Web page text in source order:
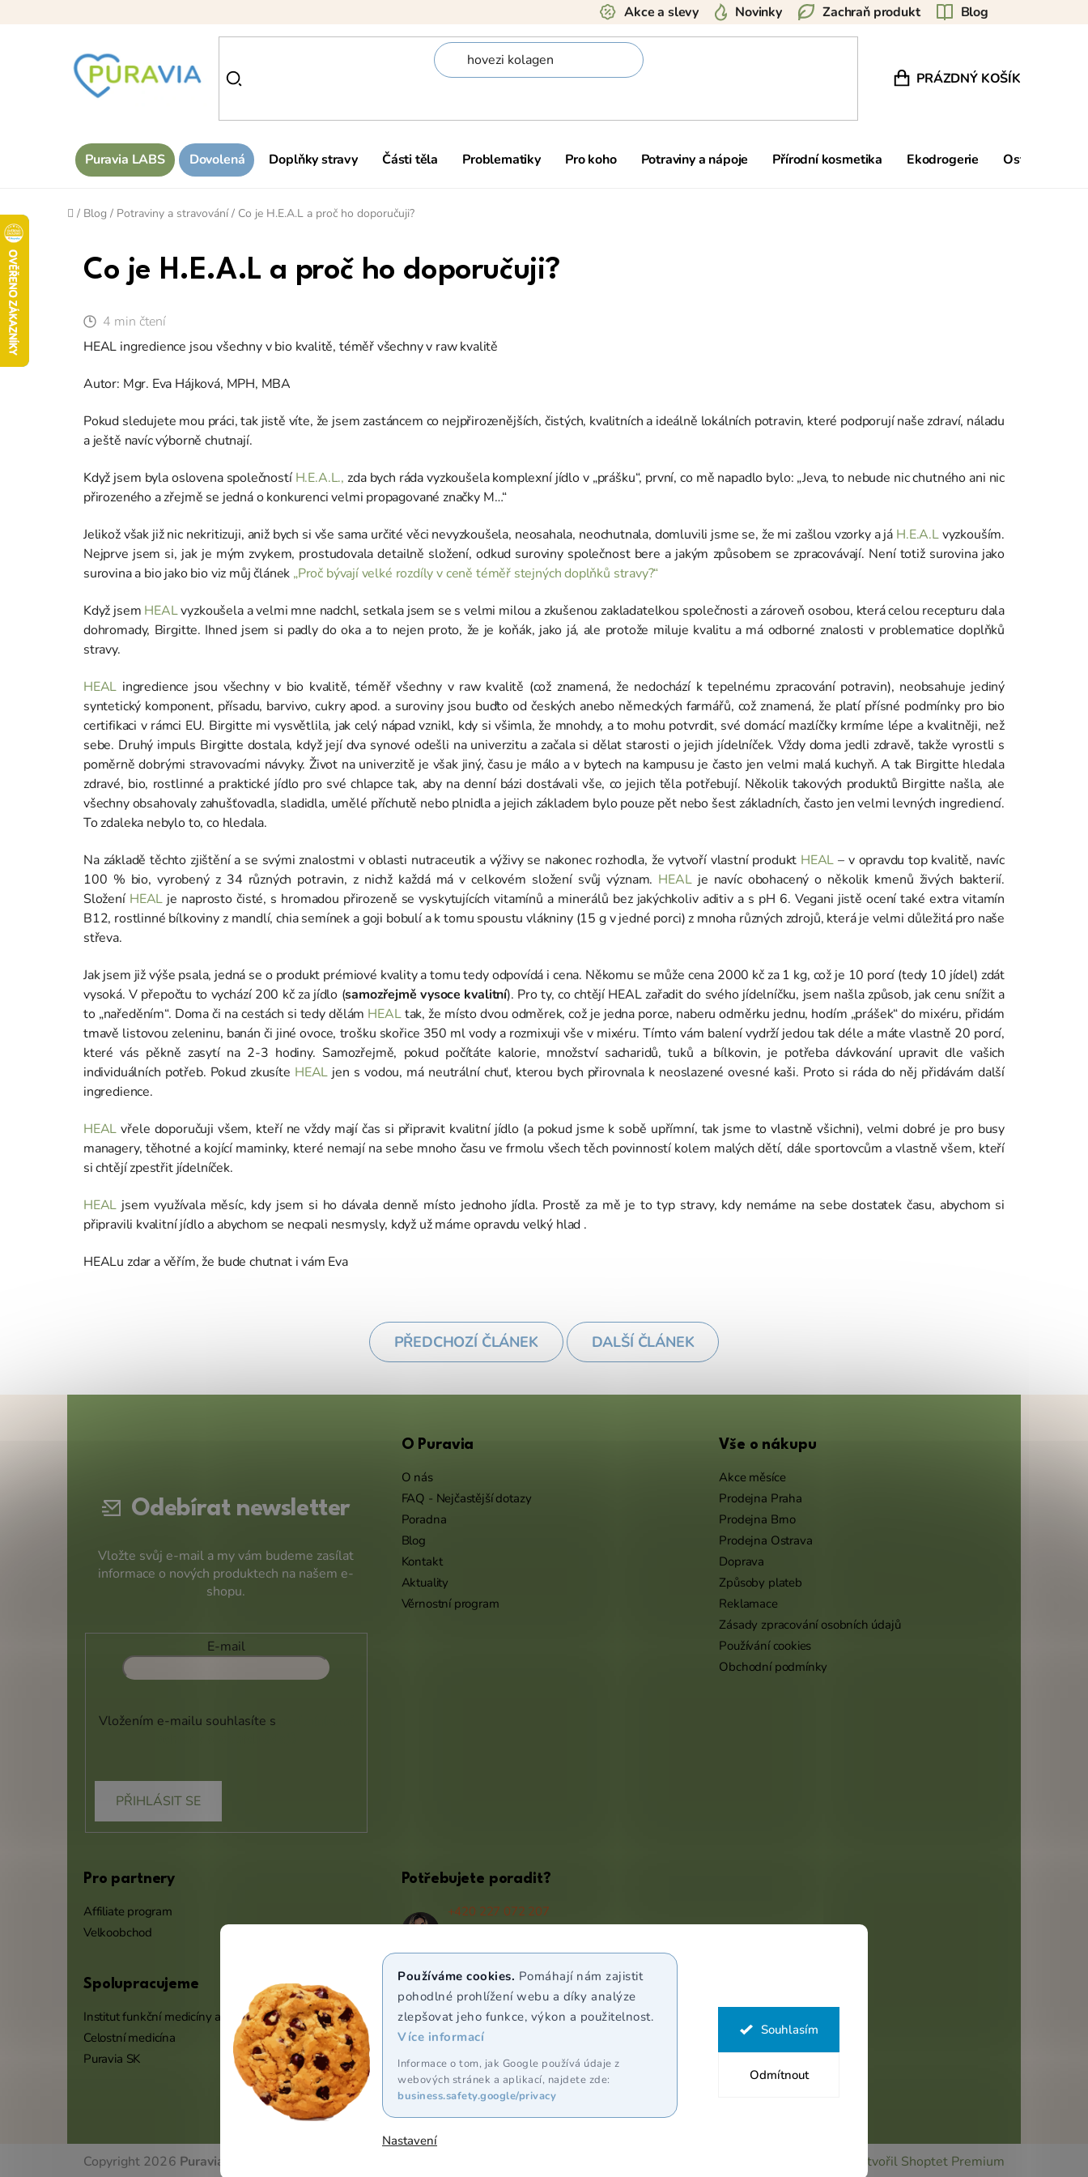
Používáme cookies. Pomáhají nám zajistit
pohodlné prohlížení webu a díky analýze
zlepšovat jeho funkce, výkon a použitelnost.
Více informací
Informace o tom, jak Google používá údaje z
webových stránek a aplikací, najdete zde:
business.safety.google/privacy
Nastavení
Odmítnout
Souhlasím
Blog
Zachraň produkt
Novinky
Akce a slevy
NÁKUPNÍ KOŠÍK
PRÁZDNÝ KOŠÍK
Puravia LABS Dovolená Doplňky stravy Části těla Problematiky Pro koho Potraviny a nápoje Přírodní kosmetika Ekodrogerie Ostatní
Domů
/ Blog / Potraviny a stravování / Co je H.E.A.L a proč ho doporučuji?
Co je H.E.A.L a proč ho doporučuji?
4 min čtení
HEAL ingredience jsou všechny v bio kvalitě, téměř všechny v raw kvalitě
Autor: Mgr. Eva Hájková, MPH, MBA
Pokud sledujete mou práci, tak jistě víte, že jsem zastáncem co nejpřirozenějších, čistých, kvalitních a ideálně lokálních potravin, které podporují naše zdraví, náladu
a ještě navíc výborně chutnají.
Když jsem byla oslovena společností H.E.A.L., zda bych ráda vyzkoušela komplexní jídlo v „prášku“, první, co mě napadlo bylo: „Jeva, to nebude nic chutného ani nic
přirozeného a zřejmě se jedná o konkurenci velmi propagované značky M…“
Jelikož však již nic nekritizuji, aniž bych si vše sama určité věci nevyzkoušela, neosahala, neochutnala, domluvili jsme se, že mi zašlou vzorky a já H.E.A.Lvyzkouším.
Nejprve jsem si, jak je mým zvykem, prostudovala detailně složení, odkud suroviny společnost bere a jakým způsobem se zpracovávají. Není totiž surovina jako
surovina a bio jako bio viz můj článek „Proč bývají velké rozdíly v ceně téměř stejných doplňků stravy?“
Když jsem HEALvyzkoušela a velmi mne nadchl, setkala jsem se s velmi milou a zkušenou zakladatelkou společnosti a zároveň osobou, která celou recepturu dala
dohromady, Birgitte. Ihned jsem si padly do oka a to nejen proto, že je koňák, jako já, ale protože miluje kvalitu a má odborné znalosti v problematice doplňků
stravy.
HEAL ingredience jsou všechny v bio kvalitě, téměř všechny v raw kvalitě (což znamená, že nedochází k tepelnému zpracování potravin), neobsahuje jediný
syntetický komponent, přísadu, barvivo, cukry apod. a suroviny jsou buďto od českých anebo německých farmářů, což znamená, že platí přísné podmínky pro bio
certifikaci v rámci EU. Birgitte mi vysvětlila, jak celý nápad vznikl, kdy si všimla, že mnohdy, a to mohu potvrdit, své domácí mazlíčky krmíme lépe a kvalitněji, než
sebe. Druhý impuls Birgitte dostala, když její dva synové odešli na univerzitu a začala si dělat starosti o jejich jídelníček. Vždy doma jedli zdravě, takže vyrostli s
poměrně dobrými stravovacími návyky. Život na univerzitě je však jiný, času je málo a v bytech na kampusu je často jen velmi malá kuchyň. A tak Birgitte hledala
zdravé, bio, rostlinné a praktické jídlo pro své chlapce tak, aby na denní bázi dostávali vše, co jejich těla potřebují. Několik takových produktů Birgitte našla, ale
všechny obsahovaly zahušťovadla, sladidla, umělé příchutě nebo plnidla a jejich základem bylo pouze pět nebo šest základních, často jen velmi levných ingrediencí.
To zdaleka nebylo to, co hledala.
Na základě těchto zjištění a se svými znalostmi v oblasti nutraceutik a výživy se nakonec rozhodla, že vytvoří vlastní produkt HEAL – v opravdu top kvalitě, navíc
100 % bio, vyrobený z 34 různých potravin, z nichž každá má v celkovém složení svůj význam. HEALje navíc obohacený o několik kmenů živých bakterií.
Složení HEAL je naprosto čisté, s hromadou přirozeně se vyskytujících vitamínů a minerálů bez jakýchkoliv aditiv a s pH 6. Vegani jistě ocení také extra vitamín
B12, rostlinné bílkoviny z mandlí, chia semínek a goji bobulí a k tomu spoustu vlákniny (15 g v jedné porci) z mnoha různých zdrojů, která je velmi důležitá pro naše
střeva.
Jak jsem již výše psala, jedná se o produkt prémiové kvality a tomu tedy odpovídá i cena. Někomu se může cena 2000 kč za 1 kg, což je 10 porcí (tedy 10 jídel) zdát
vysoká. V přepočtu to vychází 200 kč za jídlo (samozřejmě vysoce kvalitní). Pro ty, co chtějí HEAL zařadit do svého jídelníčku, jsem našla způsob, jak cenu snížit a
to „naředěním“. Doma či na cestách si tedy dělám HEALtak, že místo dvou odměrek, což je jedna porce, naberu odměrku jednu, hodím „prášek“ do mixéru, přidám
tmavě listovou zeleninu, banán či jiné ovoce, trošku skořice 350 ml vody a rozmixuji vše v mixéru. Tímto vám balení vydrží jedou tak déle a máte vlastně 20 porcí,
které vás pěkně zasytí na 2-3 hodiny. Samozřejmě, pokud počítáte kalorie, množství sacharidů, tuků a bílkovin, je potřeba dávkování upravit dle vašich
individuálních potřeb. Pokud zkusíte HEAL jen s vodou, má neutrální chuť, kterou bych přirovnala k neoslazené ovesné kaši. Proto si ráda do něj přidávám další
ingredience.
HEAL vřele doporučuji všem, kteří ne vždy mají čas si připravit kvalitní jídlo (a pokud jsme k sobě upřímní, tak jsme to vlastně všichni), velmi dobré je pro busy
managery, těhotné a kojící maminky, které nemají na sebe mnoho času ve frmolu všech těch povinností kolem malých dětí, dále sportovcům a vlastně všem, kteří
si chtějí zpestřit jídelníček.
HEAL jsem využívala měsíc, kdy jsem si ho dávala denně místo jednoho jídla. Prostě za mě je to typ stravy, kdy nemáme na sebe dostatek času, abychom si
připravili kvalitní jídlo a abychom se necpali nesmysly, když už máme opravdu velký hlad .
HEALu zdar a věřím, že bude chutnat i vám Eva
PŘEDCHOZÍ ČLÁNEK DALŠÍ ČLÁNEK
Odebírat newsletter
Vložte svůj e-mail a my vám budeme zasílat
informace o nových produktech na našem e-
shopu.
E-mail
Vložením e-mailu souhlasíte s
PŘIHLÁSIT SE
O Puravia
O nás
FAQ - Nejčastější dotazy
Poradna
Blog
Kontakt
Aktuality
Věrnostní program
Vše o nákupu
Akce měsíce
Prodejna Praha
Prodejna Brno
Prodejna Ostrava
Doprava
Způsoby plateb
Reklamace
Zásady zpracování osobních údajů
Používání cookies
Obchodní podmínky
Pro partnery
Affiliate program
Velkoobchod
Spolupracujeme
Institut funkční medicíny a výživy
Celostní medicína
Puravia SK
Potřebujete poradit?
+420 227 072 207
info@puravia.cz
WhatsApp
Vytvořil Shoptet Premium
Copyright 2026 Puravia.cz